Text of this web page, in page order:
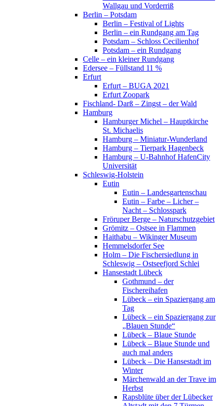
Wallgau und Vorderriß
Berlin – Potsdam
Berlin – Festival of Lights
Berlin – ein Rundgang am Tag
Potsdam – Schloss Cecilienhof
Potsdam – ein Rundgang
Celle – ein kleiner Rundgang
Edersee – Füllstand 11 %
Erfurt
Erfurt – BUGA 2021
Erfurt Zoopark
Fischland- Darß – Zingst – der Wald
Hamburg
Hamburger Michel – Hauptkirche
St. Michaelis
Hamburg – Miniatur-Wunderland
Hamburg – Tierpark Hagenbeck
Hamburg – U-Bahnhof HafenCity
Universität
Schleswig-Holstein
Eutin
Eutin – Landesgartenschau
Eutin – Farbe – Licher –
Nacht – Schlosspark
Fröruper Berge – Naturschutzgebiet
Grömitz – Ostsee in Flammen
Haithabu – Wikinger Museum
Hemmelsdorfer See
Holm – Die Fischersiedlung in
Schleswig – Ostseefjord Schlei
Hansestadt Lübeck
Gothmund – der
Fischereihafen
Lübeck – ein Spaziergang am
Tag
Lübeck – ein Spaziergang zur
„Blauen Stunde“
Lübeck – Blaue Stunde
Lübeck – Blaue Stunde und
auch mal anders
Lübeck – Die Hansestadt im
Winter
Märchenwald an der Trave im
Herbst
Rapsblüte über der Lübecker